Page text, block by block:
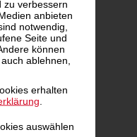
zu verbessern
anbieten
notwendig,
Seite und
können
ablehnen,
erhalten
auswählen
MS Wachau
auf den neuesten
November
Fahrten
Infrastruktur an
Passagierinnen